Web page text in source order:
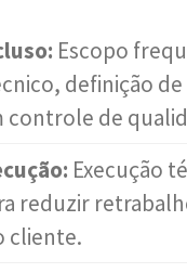
Escopo
definição de
controle de
Execução
reduzir
cliente.